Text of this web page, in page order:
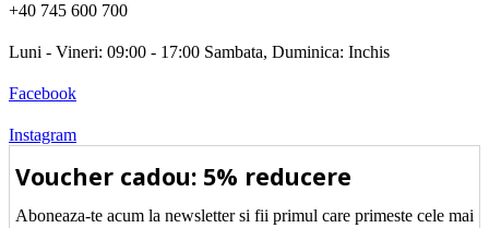
+40 745 600 700
Luni - Vineri: 09:00 - 17:00 Sambata, Duminica: Inchis
Facebook
Instagram
Voucher cadou: 5% reducere
Aboneaza-te acum la newsletter si fii primul care primeste cele mai